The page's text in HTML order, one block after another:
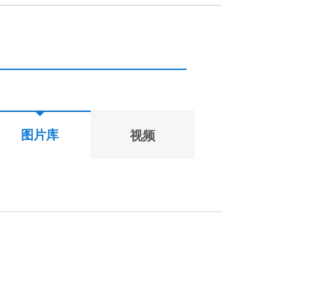
图片库 视频